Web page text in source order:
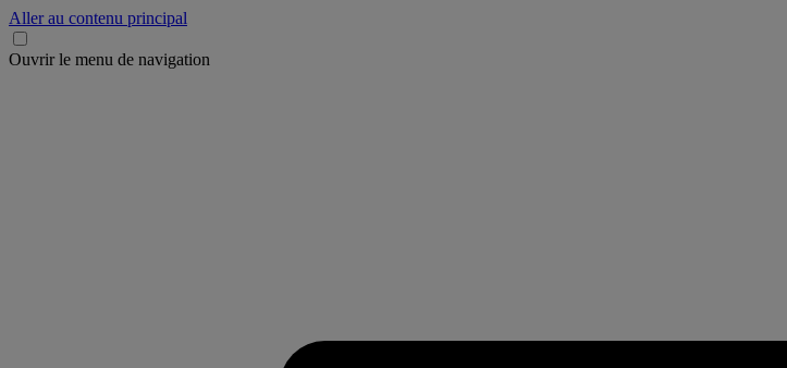
Aller au contenu principal
Ouvrir le menu de navigation